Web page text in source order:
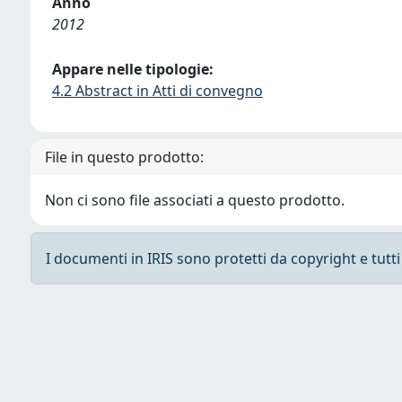
2012
Appare nelle tipologie:
4.2 Abstract in Atti di convegno
File in questo prodotto:
Non ci sono file associati a questo prodotto.
I documenti in IRIS sono protetti da copyright e